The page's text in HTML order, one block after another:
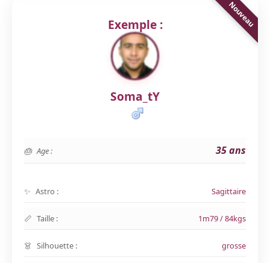
Exemple :
Soma_tY
Age : 35 ans
Astro : Sagittaire
Taille : 1m79 / 84kgs
Silhouette : grosse